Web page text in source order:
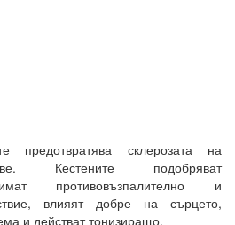
предотвратява склерозата на
Кестените подобряват
противовъзпалително и
влияят добре на сърцето,
и действат тонизиращо.